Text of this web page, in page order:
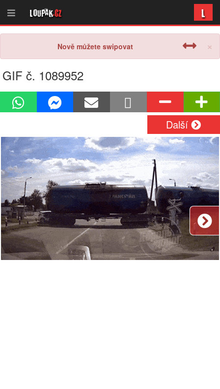
Loupak.cz L
×
Nově můžete swipovat
GIF č. 1089952
Další